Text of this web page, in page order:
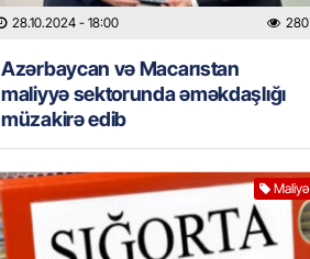
28.10.2024 - 18:00 280
Azərbaycan və Macarıstan
maliyyə sektorunda əməkdaşlığı
müzakirə edib
Maliyə